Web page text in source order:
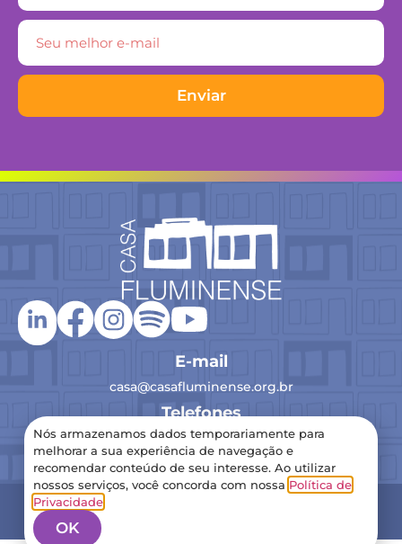
Enviar
E-mail
casa@casafluminense.org.br
Telefones
(21) 2516-0193
2024 Casa Fluminense – Todos os direitos reservados
Nós armazenamos dados temporariamente para
melhorar a sua experiência de navegação e
recomendar conteúdo de seu interesse. Ao utilizar
nossos serviços, você concorda com nossa Política de
Privacidade.
OK